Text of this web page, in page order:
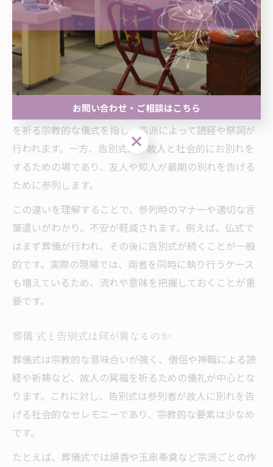
葬儀と告別式の意味を整理する
葬儀と告別式の意味の違いを簡潔に説明
葬儀と告別式は、よく混同されがちですが、それぞれ異
なる意味と役割を持っています。葬儀とは、故人の冥福
を祈る宗教的な儀式を指し、宗派によって読経や祭詞が
行われます。一方、告別式は、故人と社会的にお別れを
するための場であり、友人や知人が最期の別れを告げる
ために参列します。
この違いを理解することで、参列時のマナーや適切な言
葉遣いがわかり、不安が軽減されます。例えば、仏式で
はまず葬儀が行われ、その後に告別式が続くことが一般
的です。実際の現場では、両者を同時に執り行うケース
も増えているため、流れや意味を把握しておくことが重
要です。
葬儀 式と告別式は何が異なるのか
葬儀式は宗教的な意味合いが強く、僧侶や神職による読
経や祈祷など、故人の冥福を祈るための儀礼が中心とな
ります。これに対し、告別式は参列者が故人に別れを告
げる社会的なセレモニーであり、宗教的な要素は少なめ
です。
たとえば、葬儀式では焼香や玉串奉奠など宗派ごとの作
お問い合わせ・ご相談はこちら
お問い合わせ・ご相談はこちら